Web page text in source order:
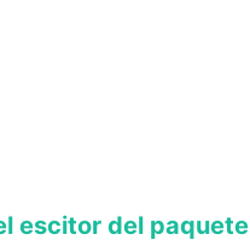
escitor del paquete